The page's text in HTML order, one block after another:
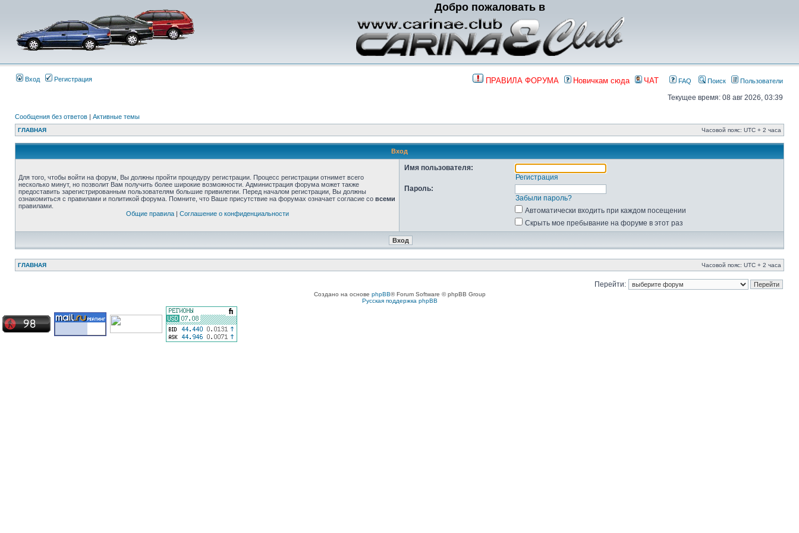
Добро пожаловать в
Вход Регистрация ПРАВИЛА ФОРУМА Новичкам сюда ЧАТ FAQ Поиск Пользователи
Текущее время: 08 авг 2026, 03:39
Сообщения без ответов | Активные темы
ГЛАВНАЯ Часовой пояс: UTC + 2 часа
Вход
Для того, чтобы войти на форум, Вы должны пройти процедуру регистрации. Процесс регистрации отнимет всего
несколько минут, но позволит Вам получить более широкие возможности. Администрация форума может также
предоставить зарегистрированным пользователям большие привилегии. Перед началом регистрации, Вы должны
ознакомиться с правилами и политикой форума. Помните, что Ваше присутствие на форумах означает согласие со всеми
правилами.
Общие правила| Соглашение о конфиденциальности
Имя пользователя:
Регистрация
Пароль:
Забыли пароль?
Автоматически входить при каждом посещении
Скрыть мое пребывание на форуме в этот раз
ГЛАВНАЯ Часовой пояс: UTC + 2 часа
Перейти:
Создано на основе phpBB® Forum Software © phpBB Group
Русская поддержка phpBB